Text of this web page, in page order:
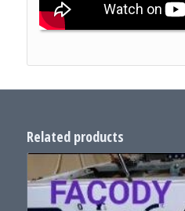
Related products